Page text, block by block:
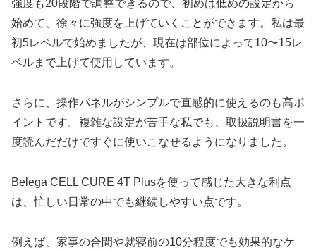
強度も20段階で調整できるので、初めは低めの設定から
始めて、徐々に強度を上げていくことができます。私は最
初5レベルで始めましたが、現在は部位によって10〜15レ
ベルまで上げて使用しています。
さらに、操作パネルがシンプルで直感的に使えるのも高ポ
イントです。複雑な設定が苦手な私でも、取扱説明書を一
度読んだだけですぐに使いこなせるようになりました。
Belega CELL CURE 4T Plusを使って感じた大きな利点
は、忙しい日常の中でも継続しやすい点です。
例えば、家事の合間や就寝前の10分程度でも効果的なケ